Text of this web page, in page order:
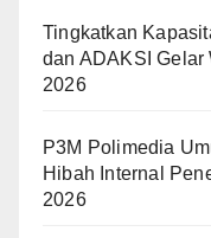
Tingkatkan
dan ADAKSI Gelar
2026
P3M Polimedia
Hibah Internal
2026